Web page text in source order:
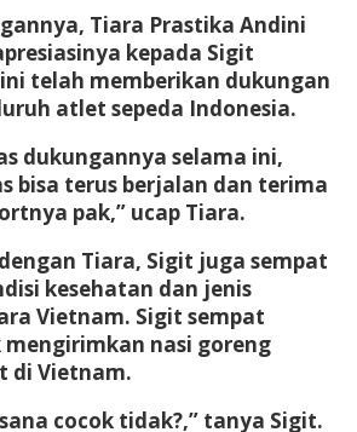
Tiara Prastika Andini
kepada Sigit
telah memberikan dukungan
atlet sepeda Indonesia.
dukungannya selama ini,
bisa terus berjalan dan terima
pak,” ucap Tiara.
Tiara, Sigit juga sempat
kesehatan dan jenis
Vietnam. Sigit sempat
nasi goreng
di Vietnam.
cocok tidak?,” tanya Sigit.